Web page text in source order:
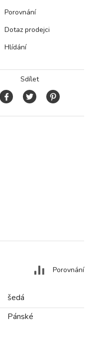
Porovnání
Dotaz prodejci
Hlídání
Sdílet
Porovnání
šedá
Pánské